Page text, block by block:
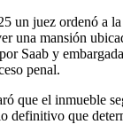
un juez ordenó a
una mansión
Saab y
penal.
que el inmueble
definitivo que